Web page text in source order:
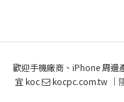
歡迎手機廠商、iPhone 周邊
宜 koc
kocpc.com.tw ｜